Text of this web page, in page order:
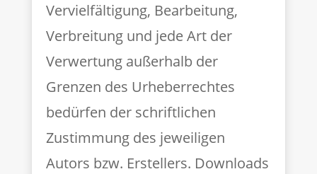
Vervielfältigung, Bearbeitung,
Verbreitung und jede Art der
Verwertung außerhalb der
Grenzen des Urheberrechtes
bedürfen der schriftlichen
Zustimmung des jeweiligen
Autors bzw. Erstellers. Downloads